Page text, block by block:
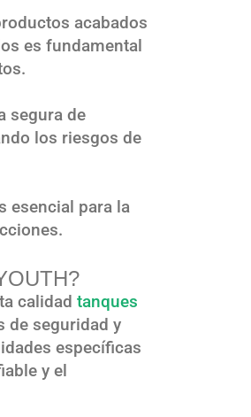
acabados
es fundamental
segura de
los riesgos de
esencial para la
calidad tanques
de seguridad y
específicas
y el